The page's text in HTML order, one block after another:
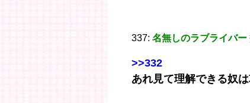
337: 名無しのラブライバー
>>332
あれ見て理解できる奴